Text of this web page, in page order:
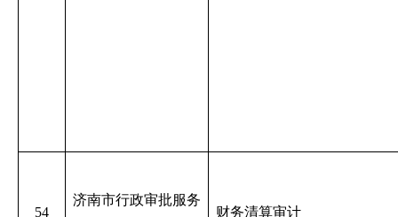
54
济南市行政审批服务
财务清算审计